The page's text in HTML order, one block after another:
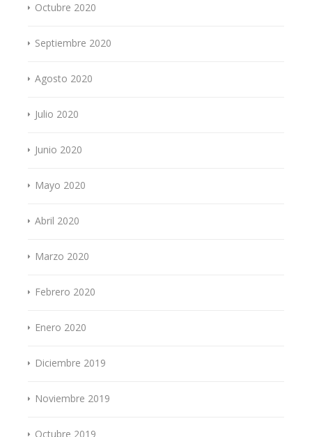
Octubre 2020
Septiembre 2020
Agosto 2020
Julio 2020
Junio 2020
Mayo 2020
Abril 2020
Marzo 2020
Febrero 2020
Enero 2020
Diciembre 2019
Noviembre 2019
Octubre 2019